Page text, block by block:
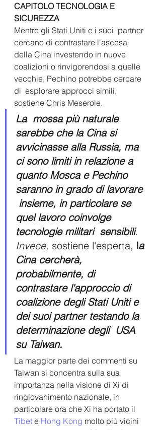
CAPITOLO TECNOLOGIA E
SICUREZZA
Mentre gli Stati Uniti e i suoi  partner
cercano di contrastare l'ascesa
della Cina investendo in nuove
coalizioni o rinvigorendosi a quelle
vecchie, Pechino potrebbe cercare
di  esplorare approcci simili,
sostiene Chris Meserole.
La  mossa più naturale
sarebbe che la Cina si
avvicinasse alla Russia, ma
ci sono limiti in relazione a
quanto Mosca e Pechino
saranno in grado di lavorare
insieme, in particolare se
quel lavoro coinvolge
tecnologie militari  sensibili.
Invece, sostiene l'esperta, la
Cina cercherà,
probabilmente, di
contrastare l'approccio di
coalizione degli Stati Uniti e
dei suoi partner testando la
determinazione degli  USA
su Taiwan.
La maggior parte dei commenti su
Taiwan si concentra sulla sua
importanza nella visione di Xi di
ringiovanimento nazionale, in
particolare ora che Xi ha portato il
Tibet e Hong Kong molto più vicini